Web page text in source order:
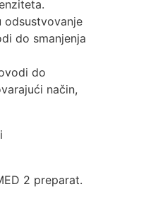
odsustvovanje
do smanjenja
do
način,
2 preparat.